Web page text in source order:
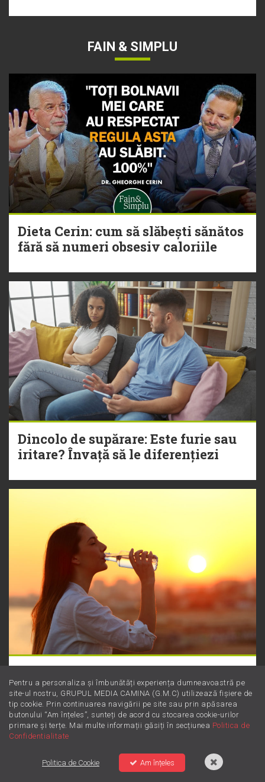
FAIN & SIMPLU
Dieta Cerin: cum să slăbești sănătos
fără să numeri obsesiv caloriile
Dincolo de supărare: Este furie sau
iritare? Învață să le diferențiezi
pentru starea ta de bine
DJ-ii ZU
Politica de Confidentialitate
Politica de Cookie
Termeni și Condiții
Pentru a personaliza și îmbunătăți experiența dumneavoastră pe
site-ul nostru, GRUPUL MEDIA CAMINA (G.M.C) utilizează fișiere de
tip cookie. Prin continuarea navigării pe site sau prin apăsarea
butonului “Am înțeles”, sunteți de acord cu stocarea cookie-urilor
primare și terțe. Mai multe informații găsiți în secțiunea Politica de
Confidentialitate
Politica de Cookie Am înțeles